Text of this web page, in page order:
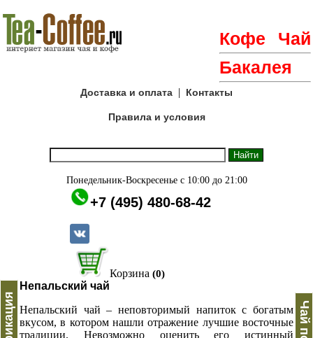
Кофе
Чай
Бакалея
Доставка и оплата | Контакты
Правила и условия
Понедельник-Воскресенье с 10:00 до 21:00
+7 (495) 480-68-42
Корзина (0)
Непальский чай
Непальский чай – неповторимый напиток с богатым
вкусом, в котором нашли отражение лучшие восточные
традиции. Невозможно оценить его истинный